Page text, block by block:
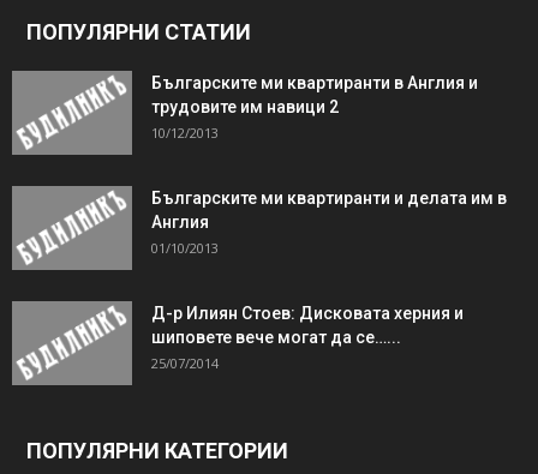
ПОПУЛЯРНИ СТАТИИ
Българските ми квартиранти в Англия и
трудовите им навици 2
10/12/2013
Българските ми квартиранти и делата им в
Англия
01/10/2013
Д-р Илиян Стоев: Дисковата херния и
шиповете вече могат да се…...
25/07/2014
ПОПУЛЯРНИ КАТЕГОРИИ